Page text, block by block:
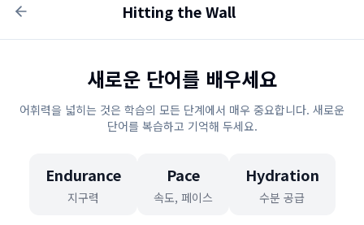
Hitting the Wall
새로운 단어를 배우세요
어휘력을 넓히는 것은 학습의 모든 단계에서 매우 중요합니다. 새로운
단어를 복습하고 기억해 두세요.
Endurance
지구력
Pace
속도, 페이스
Hydration
수분 공급